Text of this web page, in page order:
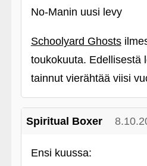
No-Manin uusi levy
Schoolyard Ghosts
toukokuuta. Edellisestä
tainnut vierähtää viisi
Spiritual Boxer
Ensi kuussa: